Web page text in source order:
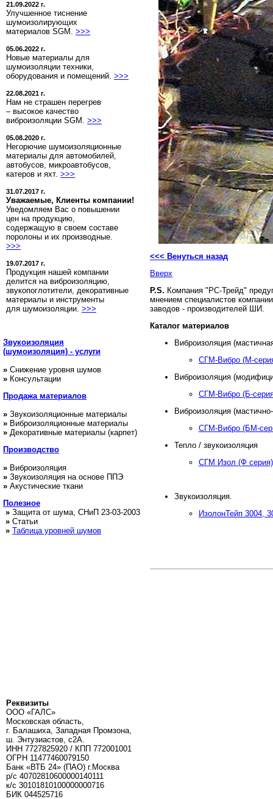
21.09.2022 г.
Улучшенное тиснение
шумоизолирующих
материалов SGM. >>>
05.06.2022 г.
Новые материалы для
шумоизоляции техники,
оборудования и помещений. >>>
22.08.2021 г.
Нам не страшен перегрев
– высокое качество
виброизоляции SGM. >>>
05.08.2020 г.
Негорючие шумоизоляционные
материалы для автомобилей,
автобусов, микроавтобусов,
катеров и яхт. >>>
31.07.2017 г.
Уважаемые, Клиенты компании!
Уведомляем Вас о повышении
цен на продукцию,
содержащую в своем составе
поролоны и их производные.
>>>
19.07.2017 г.
Продукция нашей компании
делится на виброизоляцию,
звукопоглотители, декоративные
материалы и инструменты
для шумоизоляции. >>>
Звукоизоляция
(шумоизоляция) - услуги
» Снижение уровня шумов
» Консультации
Продажаматериалов
» Звукоизоляционные материалы
» Виброизоляционные материалы
» Декоративные материалы (карпет)
Производство
» Виброизоляция
» Звукоизоляция на основе ППЭ
» Акустические ткани
Полезное
» Защита от шума, СНиП 23-03-2003
» Статьи
» Таблица уровней шумов
Реквизиты
ООО «ГАЛС»
Московская область,
г. Балашиха, Западная Промзона,
ш. Энтузиастов, с2А.
ИНН 7727825920 / КПП 772001001
ОГРН 11477460079150
Банк «ВТБ 24» (ПАО) г.Москва
р/с 40702810600000140111
к/c 30101810100000000716
БИК 044525716
<<< Венуться назад
Вверх
P.S. Компания "РС-Трейд"
мнением специалистов
заводов - производителей ШИ.
Каталог материалов
Виброизоляция
СГМ-Вибро (М-
Виброизоляция
СГМ-Вибро (Б-
Виброизоляция
СГМ-Вибро (БМ-
Тепло / звукоизоляция
СГМ Изол (Ф серия)
Звукоизоляция.
ИзолонТейп 3004,